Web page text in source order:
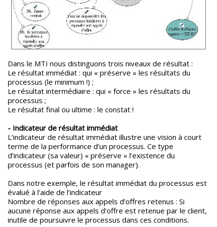
Dans le MTI nous distinguons trois niveaux de résultat :
Le résultat immédiat : qui « préserve » les résultats du
processus (le minimum !) ;
Le résultat intermédiaire : qui « force » les résultats du
processus ;
Le résultat final ou ultime : le constat !
- Indicateur de résultat immédiat
L’indicateur de résultat immédiat illustre une vision à court
terme de la performance d’un processus. Ce type
d’indicateur (sa valeur) « préserve » l’existence du
processus (et parfois de son manager).
Dans notre exemple, le résultat immédiat du processus est
évalué à l’aide de l’indicateur
Nombre de réponses aux appels d’offres retenus : Si
aucune réponse aux appels d’offre est retenue par le client,
inutile de poursuivre le processus dans ces conditions.